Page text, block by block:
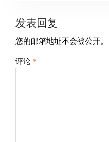
发表回复
您的邮箱地址不会被公开。
评论 *